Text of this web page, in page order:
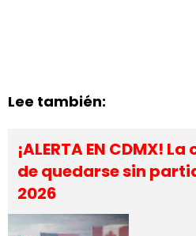
Lee también:
¡ALERTA EN CDMX!
de quedarse sin
2026